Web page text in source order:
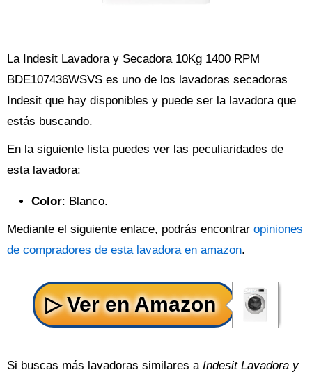
La Indesit Lavadora y Secadora 10Kg 1400 RPM
BDE107436WSVS es uno de los lavadoras secadoras
Indesit que hay disponibles y puede ser la lavadora que
estás buscando.
En la siguiente lista puedes ver las peculiaridades de
esta lavadora:
Color: Blanco.
Mediante el siguiente enlace, podrás encontrar opiniones
de compradores de esta lavadora en amazon.
Si buscas más lavadoras similares a Indesit Lavadora y